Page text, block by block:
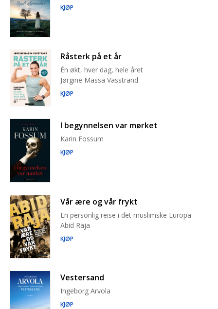
KJØP
Råsterk på et år
Én økt, hver dag, hele året
Jørgine Massa Vasstrand
KJØP
I begynnelsen var mørket
Karin Fossum
KJØP
Vår ære og vår frykt
En personlig reise i det muslimske Europa
Abid Raja
KJØP
Vestersand
Ingeborg Arvola
KJØP